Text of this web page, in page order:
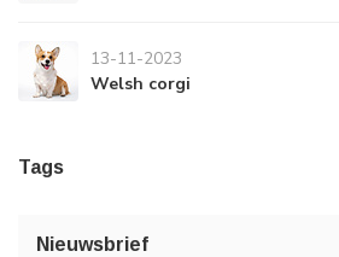
13-11-2023
Welsh corgi
Tags
Nieuwsbrief